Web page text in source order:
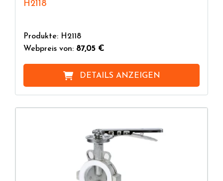
H2118
Produkte: H2118
Webpreis von: 87,05 €
DETAILS ANZEIGEN